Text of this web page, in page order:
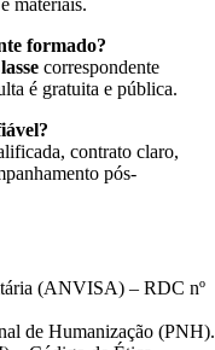
materiais.
formado?
correspondente
é gratuita e pública.
contrato claro,
pós-
(ANVISA) – RDC nº
de Humanização (PNH).